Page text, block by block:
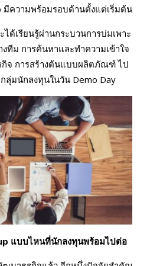
มีความพร้อมรอบด้านตั้งแต่เริ่มต้น
ได้เรียนรู้ผ่านกระบวนการบ่มเพาะ
ทีม การค้นหาและทำความเข้าใจ
จ การสร้างต้นแบบผลิตภัณฑ์ ไป
ลุ่มนักลงทุนในวัน Demo Day
แบบไหนที่นักลงทุนพร้อมไปต่อ